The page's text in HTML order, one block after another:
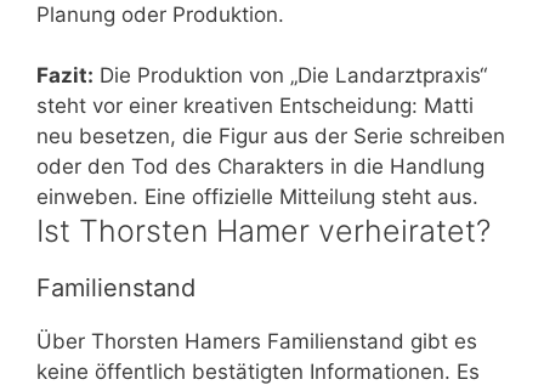
Planung oder Produktion.
Fazit: Die Produktion von „Die Landarztpraxis“
steht vor einer kreativen Entscheidung: Matti
neu besetzen, die Figur aus der Serie schreiben
oder den Tod des Charakters in die Handlung
einweben. Eine offizielle Mitteilung steht aus.
Ist Thorsten Hamer verheiratet?
Familienstand
Über Thorsten Hamers Familienstand gibt es
keine öffentlich bestätigten Informationen. Es